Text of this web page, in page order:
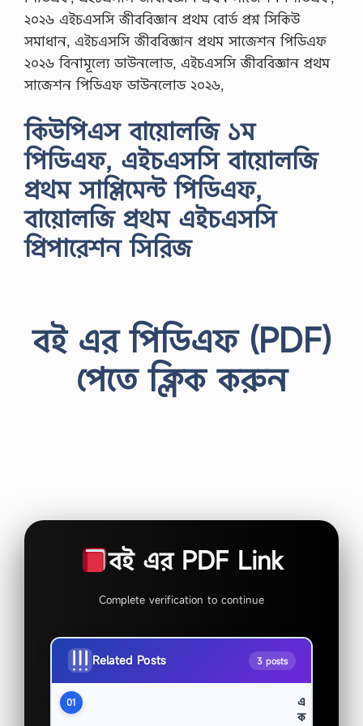
২০২৬ এইচএসসি জীববিজ্ঞান প্রথম বোর্ড প্রশ্ন সিকিউ
সমাধান, এইচএসসি জীববিজ্ঞান প্রথম সাজেশন পিডিএফ
২০২৬ বিনামূল্যে ডাউনলোড, এইচএসসি জীববিজ্ঞান প্রথম
সাজেশন পিডিএফ ডাউনলোড ২০২৬,
কিউপিএস বায়োলজি ১ম
পিডিএফ, এইচএসসি বায়োলজি
প্রথম সাপ্লিমেন্ট পিডিএফ,
বায়োলজি প্রথম এইচএসসি
প্রিপারেশন সিরিজ
বই এর পিডিএফ (PDF)
পেতে ক্লিক করুন
বই এর PDF Link
Complete verification to continue
Related Posts 3 posts
01
এ
ক